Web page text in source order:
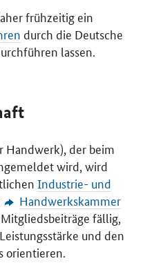
frühzeitig ein
durch die Deutsche
lassen.
Handwerk), der beim
wird, wird
Industrie- und
Handwerkskammer
fällig,
und den
orientieren.